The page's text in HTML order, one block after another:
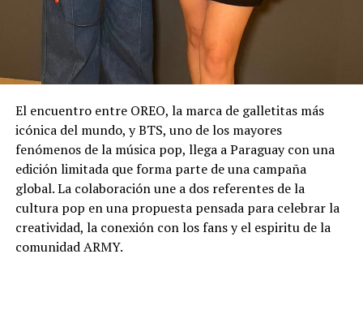
El encuentro entre OREO, la marca de galletitas más
icónica del mundo, y BTS, uno de los mayores
fenómenos de la música pop, llega a Paraguay con una
edición limitada que forma parte de una campaña
global. La colaboración une a dos referentes de la
cultura pop en una propuesta pensada para celebrar la
creatividad, la conexión con los fans y el espiritu de la
comunidad ARMY.